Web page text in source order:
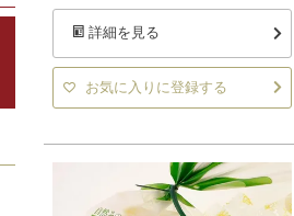
詳細を見る
お気に入りに登録する